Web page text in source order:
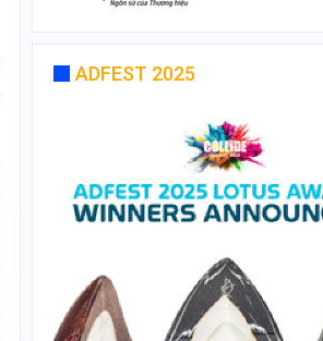
ADFEST 2025